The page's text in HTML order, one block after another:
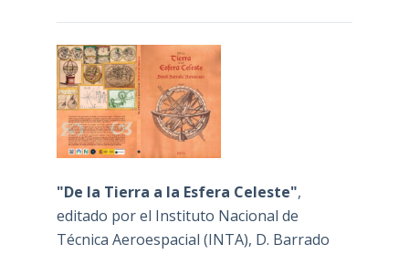
"De la Tierra a la Esfera Celeste",
editado por el Instituto Nacional de
Técnica Aeroespacial (INTA), D. Barrado